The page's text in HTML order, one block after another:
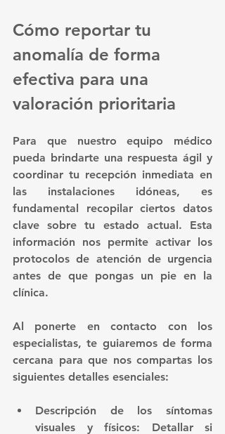
Cómo reportar tu
anomalía de forma
efectiva para una
valoración prioritaria
Para que nuestro equipo médico
pueda brindarte una respuesta ágil y
coordinar tu recepción inmediata en
las instalaciones idóneas, es
fundamental recopilar ciertos datos
clave sobre tu estado actual. Esta
información nos permite activar los
protocolos de atención de urgencia
antes de que pongas un pie en la
clínica.
Al ponerte en contacto con los
especialistas, te guiaremos de forma
cercana para que nos compartas los
siguientes detalles esenciales:
Descripción de los síntomas
visuales y físicos: Detallar si